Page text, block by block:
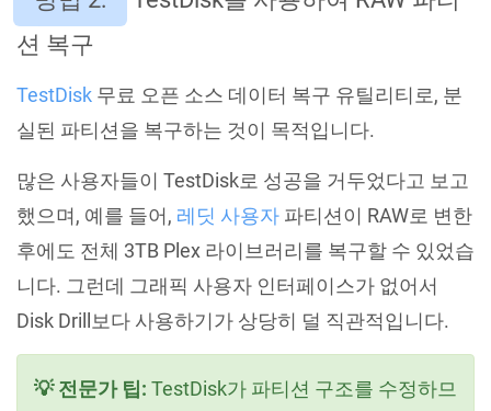
션 복구
TestDisk 무료 오픈 소스 데이터 복구 유틸리티로, 분
실된 파티션을 복구하는 것이 목적입니다.
많은 사용자들이 TestDisk로 성공을 거두었다고 보고
했으며, 예를 들어, 레딧 사용자 파티션이 RAW로 변한
후에도 전체 3TB Plex 라이브러리를 복구할 수 있었습
니다. 그런데 그래픽 사용자 인터페이스가 없어서
Disk Drill보다 사용하기가 상당히 덜 직관적입니다.
💡 전문가 팁: TestDisk가 파티션 구조를 수정하므